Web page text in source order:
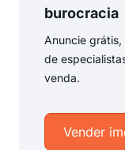
burocracia
Anuncie
de
venda.
Vender